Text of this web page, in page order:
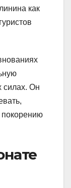
как
силах. Он